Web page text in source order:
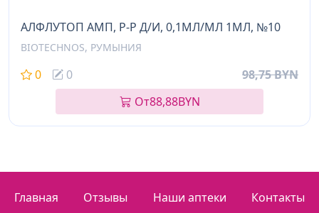
АЛФЛУТОП АМП, Р-Р Д/И, 0,1МЛ/МЛ 1МЛ, №10
BIOTECHNOS, РУМЫНИЯ
0 0
98,75 BYN
От88,88BYN
Главная Отзывы Наши аптеки
Контакты